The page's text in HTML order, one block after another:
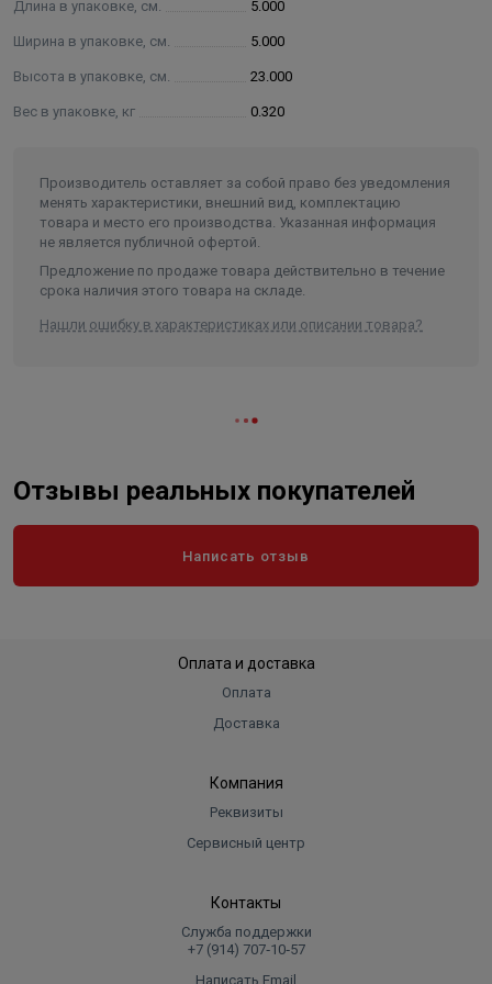
Длина в упаковке, см. 5.000
Ширина в упаковке, см. 5.000
Высота в упаковке, см. 23.000
Вес в упаковке, кг 0.320
Производитель оставляет за собой право без уведомления
менять характеристики, внешний вид, комплектацию
товара и место его производства. Указанная информация
не является публичной офертой.
Предложение по продаже товара действительно в течение
срока наличия этого товара на складе.
Нашли ошибку в характеристиках или описании товара?
Отзывы реальных покупателей
Написать отзыв
Оплата и доставка
Оплата
Доставка
Компания
Реквизиты
Сервисный центр
Контакты
Служба поддержки
+7 (914) 707‑10‑57
Написать Email